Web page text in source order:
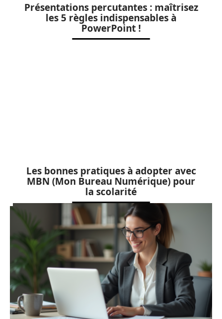
Présentations percutantes : maîtrisez
les 5 règles indispensables à
PowerPoint !
Les bonnes pratiques à adopter avec
MBN (Mon Bureau Numérique) pour
la scolarité